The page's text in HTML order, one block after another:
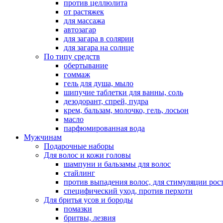
против целлюлита
от растяжек
для массажа
автозагар
для загара в солярии
для загара на солнце
По типу средств
обертывание
гоммаж
гель для душа, мыло
шипучие таблетки для ванны, соль
дезодорант, спрей, пудра
крем, бальзам, молочко, гель, лосьон
масло
парфюмированная вода
Мужчинам
Подарочные наборы
Для волос и кожи головы
шампуни и бальзамы для волос
стайлинг
против выпадения волос, для стимуляции
специфический уход, против перхоти
Для бритья усов и бороды
помазки
бритвы, лезвия